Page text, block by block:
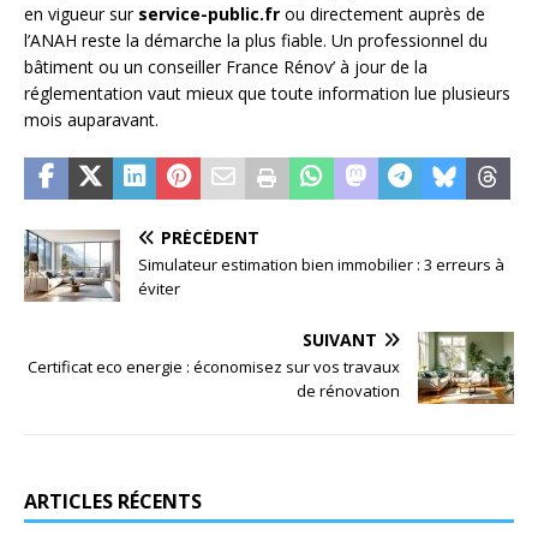
en vigueur sur service-public.fr ou directement auprès de
l’ANAH reste la démarche la plus fiable. Un professionnel du
bâtiment ou un conseiller France Rénov’ à jour de la
réglementation vaut mieux que toute information lue plusieurs
mois auparavant.
PRÉCÉDENT
Simulateur estimation bien immobilier : 3 erreurs à
éviter
SUIVANT
Certificat eco energie : économisez sur vos travaux
de rénovation
ARTICLES RÉCENTS